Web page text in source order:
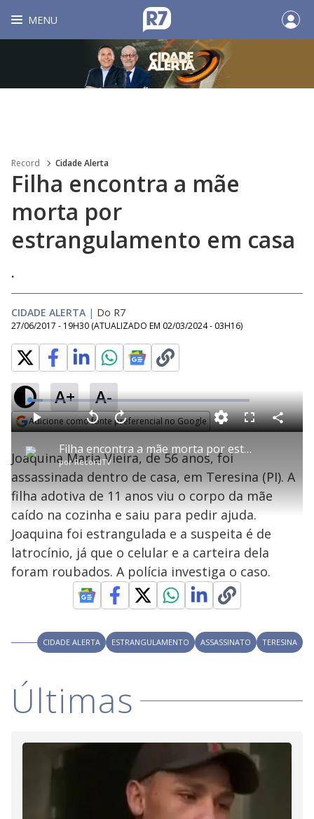
MENU
Record Cidade Alerta
Filha encontra a mãe
morta por
estrangulamento em casa
.
CIDADE ALERTA | Do R7
27/06/2017 - 19H30 (ATUALIZADO EM 02/03/2024 - 03H16)
A+ A-
Adicione como fonte preferencial no Google
P
l
a
y
V
i
d
e
o
Filha encontra a mãe morta por estrangulamento em casa
porRecordTV
P V
t
a
r
1
0
e
g
n
d
s
A
a
n
ç
a
1
s
e
u
n
o
s
L
o
a
d
e
.
2
0
%
F
l
e
n
C
o
i
l
Joaquina Maria Vieira, de 56 anos, foi
assassinada dentro de casa, em Teresina (PI). A
filha adotiva de 11 anos viu o corpo da mãe
caído na cozinha e saiu para pedir ajuda.
Joaquina foi estrangulada e a suspeita é de
latrocínio, já que o celular e a carteira dela
foram roubados. A polícia investiga o caso.
CIDADE ALERTA ESTRANGULAMENTO ASSASSINATO TERESINA
Últimas